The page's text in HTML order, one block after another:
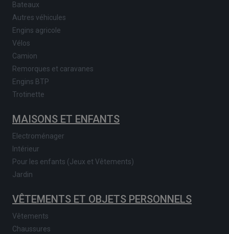
Bateaux
Autres véhicules
Engins agricole
Vélos
Camion
Remorques et caravanes
Engins BTP
Trotinette
MAISONS ET ENFANTS
Electroménager
Intérieur
Pour les enfants (Jeux et Vêtements)
Jardin
VÊTEMENTS ET OBJETS PERSONNELS
Vêtements
Chaussures